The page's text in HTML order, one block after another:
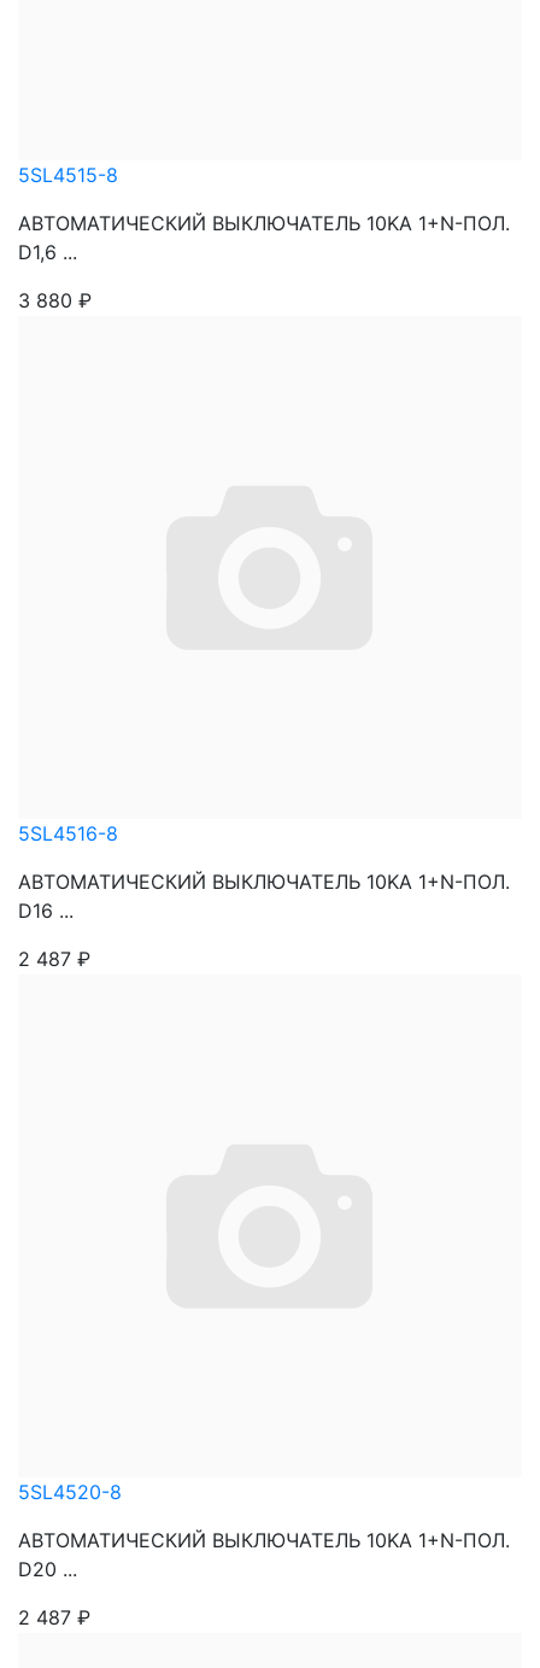
5SL4515-8
АВТОМАТИЧЕСКИЙ ВЫКЛЮЧАТЕЛЬ 10KA 1+N-ПОЛ.
D1,6 ...
3 880 ₽
5SL4516-8
АВТОМАТИЧЕСКИЙ ВЫКЛЮЧАТЕЛЬ 10KA 1+N-ПОЛ.
D16 ...
2 487 ₽
5SL4520-8
АВТОМАТИЧЕСКИЙ ВЫКЛЮЧАТЕЛЬ 10KA 1+N-ПОЛ.
D20 ...
2 487 ₽